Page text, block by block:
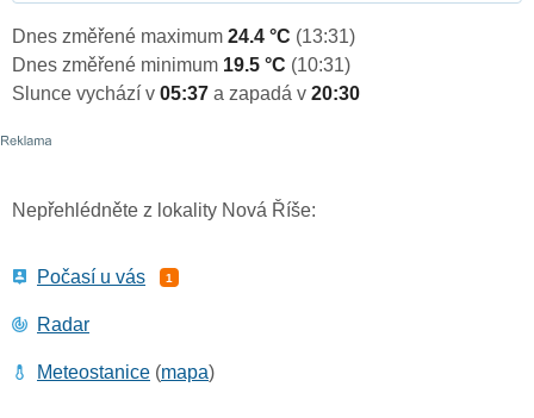
Dnes změřené maximum 24.4 °C (13:31)
Dnes změřené minimum 19.5 °C (10:31)
Slunce vychází v 05:37 a zapadá v 20:30
Nepřehlédněte z lokality Nová Říše:
Počasí u vás 1
Radar
Meteostanice (mapa)